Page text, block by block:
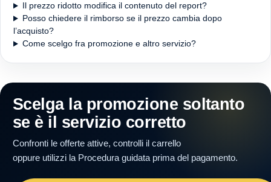
Il prezzo ridotto modifica il contenuto del report?
Posso chiedere il rimborso se il prezzo cambia dopo
l’acquisto?
Come scelgo fra promozione e altro servizio?
Scelga la promozione soltanto
se è il servizio corretto
Confronti le offerte attive, controlli il carrello
oppure utilizzi la Procedura guidata prima del pagamento.